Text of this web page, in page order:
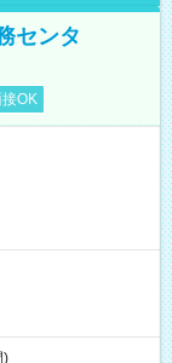
センタ
OK
)